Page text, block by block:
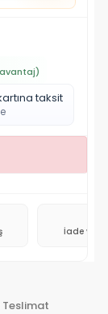
taksit
İade ve
Teslimat